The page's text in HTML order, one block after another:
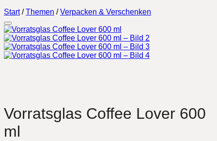
Start / Themen / Verpacken & Verschenken
Vorratsglas Coffee Lover 600
ml